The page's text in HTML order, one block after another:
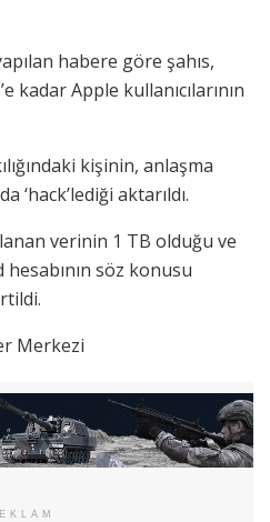
habere göre şahıs,
kadar Apple kullanıcılarının
kişinin, anlaşma
‘hack’lediği aktarıldı.
verinin 1 TB olduğu ve
söz konusu
Merkezi